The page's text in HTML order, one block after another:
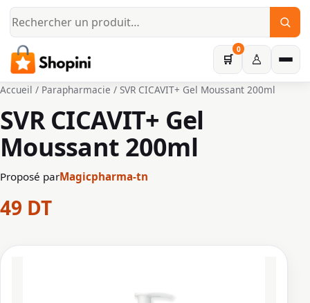
Aller au contenu principal
🛒
0
♙
Accueil / Parapharmacie / SVR CICAVIT+ Gel Moussant 200ml
SVR CICAVIT+ Gel
Moussant 200ml
Proposé parMagicpharma-tn
49 DT